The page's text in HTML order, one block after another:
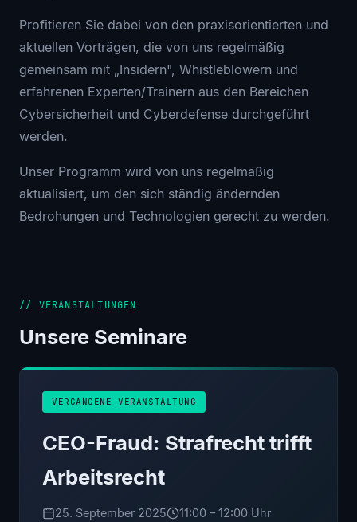
Profitieren Sie dabei von den praxisorientierten und
aktuellen Vorträgen, die von uns regelmäßig
gemeinsam mit „Insidern", Whistleblowern und
erfahrenen Experten/Trainern aus den Bereichen
Cybersicherheit und Cyberdefense durchgeführt
werden.
Unser Programm wird von uns regelmäßig
aktualisiert, um den sich ständig ändernden
Bedrohungen und Technologien gerecht zu werden.
// VERANSTALTUNGEN
Unsere Seminare
VERGANGENE VERANSTALTUNG
CEO-Fraud: Strafrecht trifft
Arbeitsrecht
25. September 2025
11:00 – 12:00 Uhr